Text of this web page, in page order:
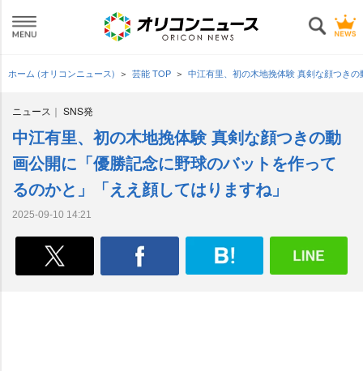
ホーム (オリコンニュース) 芸能 TOP 中江有里、初の木地挽体験 真剣な顔つき
ニュース SNS発
中江有里、初の木地挽体験 真剣な顔つきの動
画公開に「優勝記念に野球のバットを作って
るのかと」「ええ顔してはりますね」
2025-09-10 14:21